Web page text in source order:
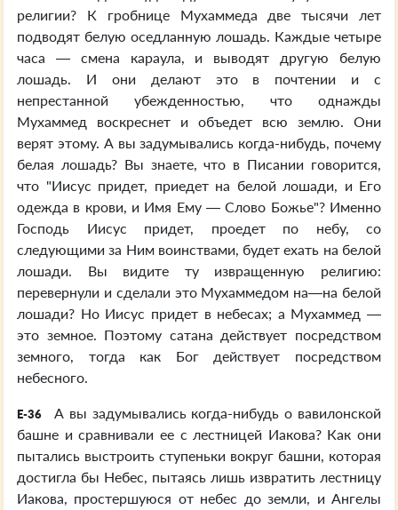
религии? К гробнице Мухаммеда две тысячи лет
подводят белую оседланную лошадь. Каждые четыре
часа — смена караула, и выводят другую белую
лошадь. И они делают это в почтении и с
непрестанной убежденностью, что однажды
Мухаммед воскреснет и объедет всю землю. Они
верят этому. А вы задумывались когда-нибудь, почему
белая лошадь? Вы знаете, что в Писании говорится,
что "Иисус придет, приедет на белой лошади, и Его
одежда в крови, и Имя Ему — Слово Божье"? Именно
Господь Иисус придет, проедет по небу, со
следующими за Ним воинствами, будет ехать на белой
лошади. Вы видите ту извращенную религию:
перевернули и сделали это Мухаммедом на—на белой
лошади? Но Иисус придет в небесах; а Мухаммед —
это земное. Поэтому сатана действует посредством
земного, тогда как Бог действует посредством
небесного.
E-36
А вы задумывались когда-нибудь о вавилонской
башне и сравнивали ее с лестницей Иакова? Как они
пытались выстроить ступеньки вокруг башни, которая
достигла бы Небес, пытаясь лишь извратить лестницу
Иакова, простершуюся от небес до земли, и Ангелы